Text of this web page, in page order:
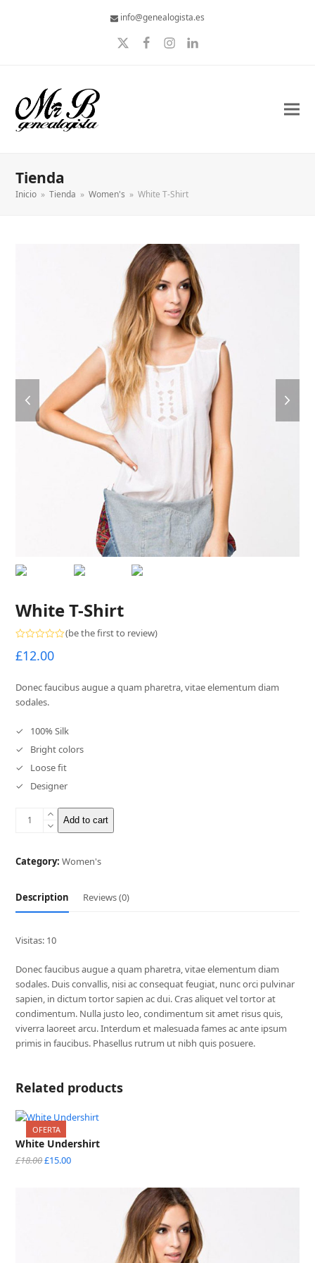
info@genealogista.es
TwitterFacebook
Instagram
LinkedIn
Tienda
Inicio » Tienda » Women's » White T-Shirt
previous
slide
slide
White T-Shirt
0
5
(be the first to review)
£12.00
Donec faucibus augue a quam pharetra, vitae elementum diam
sodales.
100% Silk
Bright colors
Loose fit
Designer
White
quantity
Add to cart
Category: Women's
Description Reviews (0)
Visitas: 10
Donec faucibus augue a quam pharetra, vitae elementum diam
sodales. Duis convallis, nisi ac consequat feugiat, nunc orci pulvinar
sapien, in dictum tortor sapien ac dui. Cras aliquet vel tortor at
condimentum. Nulla justo leo, condimentum sit amet risus quis,
viverra laoreet arcu. Interdum et malesuada fames ac ante ipsum
primis in faucibus. Phasellus rutrum ut nibh quis posuere.
Related products
OFERTA
White Undershirt
£18.00Original
£15.00Current